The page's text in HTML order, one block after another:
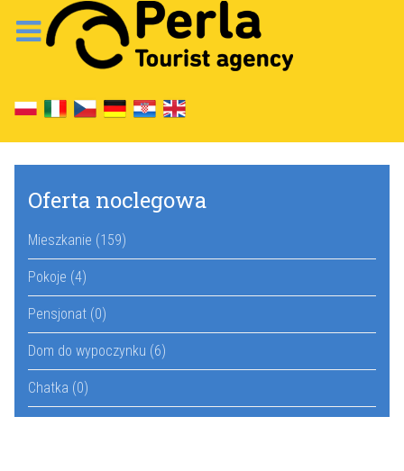
Oferta noclegowa
Mieszkanie (159)
Pokoje (4)
Pensjonat (0)
Dom do wypoczynku (6)
Chatka (0)